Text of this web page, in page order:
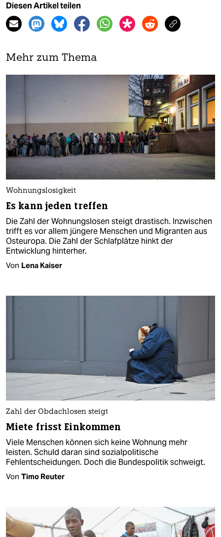
Diesen Artikel teilen
Mehr zum Thema
Wohnungslosigkeit
Es kann jeden treffen
Die Zahl der Wohnungslosen steigt drastisch. Inzwischen
trifft es vor allem jüngere Menschen und Migranten aus
Osteuropa. Die Zahl der Schlafplätze hinkt der
Entwicklung hinterher.
Von Lena Kaiser
Zahl der Obdachlosen steigt
Miete frisst Einkommen
Viele Menschen können sich keine Wohnung mehr
leisten. Schuld daran sind sozialpolitische
Fehlentscheidungen. Doch die Bundespolitik schweigt.
Von Timo Reuter